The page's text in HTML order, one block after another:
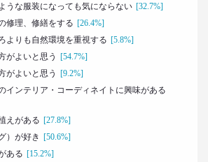
金派｣という男女3人が語る理由
究員
そばが平気な女性が増えたワケ
究員
うな服装になっても気にならない [32.7%]
修理、修繕をする [26.4%]
よりも自然環境を重視する [5.8%]
がよいと思う
[54.7%]
がよいと思う
[9.2%]
インテリア・コーディネイトに興味がある
えがある [27.8%]
）が好き [50.6%]
ある [15.2%]